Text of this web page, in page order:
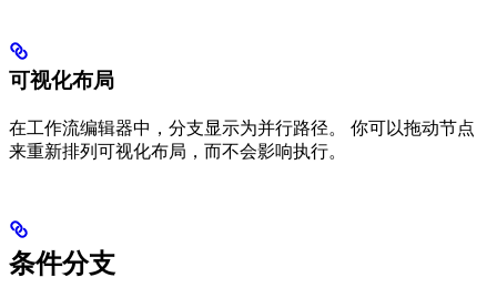
可视化布局
在工作流编辑器中，分支显示为并行路径。 你可以拖动节点
来重新排列可视化布局，而不会影响执行。
条件分支